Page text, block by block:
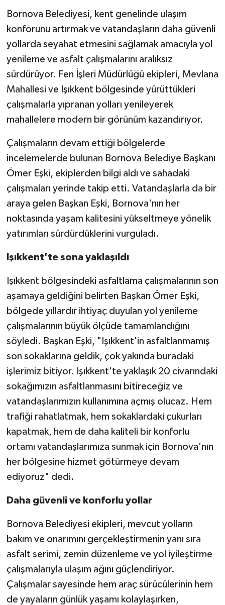
Bornova Belediyesi, kent genelinde ulaşım
konforunu artırmak ve vatandaşların daha güvenli
yollarda seyahat etmesini sağlamak amacıyla yol
yenileme ve asfalt çalışmalarını aralıksız
sürdürüyor. Fen İşleri Müdürlüğü ekipleri, Mevlana
Mahallesi ve Işıkkent bölgesinde yürüttükleri
çalışmalarla yıpranan yolları yenileyerek
mahallelere modern bir görünüm kazandırıyor.
Çalışmaların devam ettiği bölgelerde
incelemelerde bulunan Bornova Belediye Başkanı
Ömer Eşki, ekiplerden bilgi aldı ve sahadaki
çalışmaları yerinde takip etti. Vatandaşlarla da bir
araya gelen Başkan Eşki, Bornova'nın her
noktasında yaşam kalitesini yükseltmeye yönelik
yatırımları sürdürdüklerini vurguladı.
Işıkkent'te sona yaklaşıldı
Işıkkent bölgesindeki asfaltlama çalışmalarının son
aşamaya geldiğini belirten Başkan Ömer Eşki,
bölgede yıllardır ihtiyaç duyulan yol yenileme
çalışmalarının büyük ölçüde tamamlandığını
söyledi. Başkan Eşki, "Işıkkent'in asfaltlanmamış
son sokaklarına geldik, çok yakında buradaki
işlerimiz bitiyor. Işıkkent'te yaklaşık 20 civarındaki
sokağımızın asfaltlanmasını bitireceğiz ve
vatandaşlarımızın kullanımına açmış olucaz. Hem
trafiği rahatlatmak, hem sokaklardaki çukurları
kapatmak, hem de daha kaliteli bir konforlu
ortamı vatandaşlarımıza sunmak için Bornova'nın
her bölgesine hizmet götürmeye devam
ediyoruz" dedi.
Daha güvenli ve konforlu yollar
Bornova Belediyesi ekipleri, mevcut yolların
bakım ve onarımını gerçekleştirmenin yanı sıra
asfalt serimi, zemin düzenleme ve yol iyileştirme
çalışmalarıyla ulaşım ağını güçlendiriyor.
Çalışmalar sayesinde hem araç sürücülerinin hem
de yayaların günlük yaşamı kolaylaşırken,